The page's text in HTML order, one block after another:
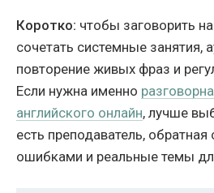
Коротко: чтобы заговорить
сочетать системные занятия,
повторение живых фраз и
Если нужна именно
английского онлайн, лучше
есть преподаватель, обратная
ошибками и реальные темы